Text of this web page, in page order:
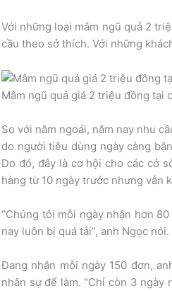
Với những loại mâm ngũ quả 2
cầu theo sở thích. Với những
Mâm ngũ quả giá 2 triệu đồng tại
So với năm ngoái, năm nay nhu
do người tiêu dùng ngày càng
Do đó, đây là cơ hội cho các cở
hàng từ 10 ngày trước nhưng vẫn
“Chúng tôi mỗi ngày nhận hơn
nay luôn bị quá tải”, anh Ngọc nói.
Đang nhận mỗi ngày 150 đơn,
nhân sự để làm. “Chỉ còn 3 ngày